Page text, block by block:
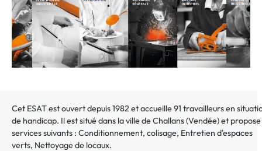
Cet ESAT est ouvert depuis 1982 et accueille 91 travailleurs en
de handicap. Il est situé dans la ville deChallans(Vendée) et propose
services suivants : Conditionnement, colisage, Entretien d'espaces
verts, Nettoyage de locaux.